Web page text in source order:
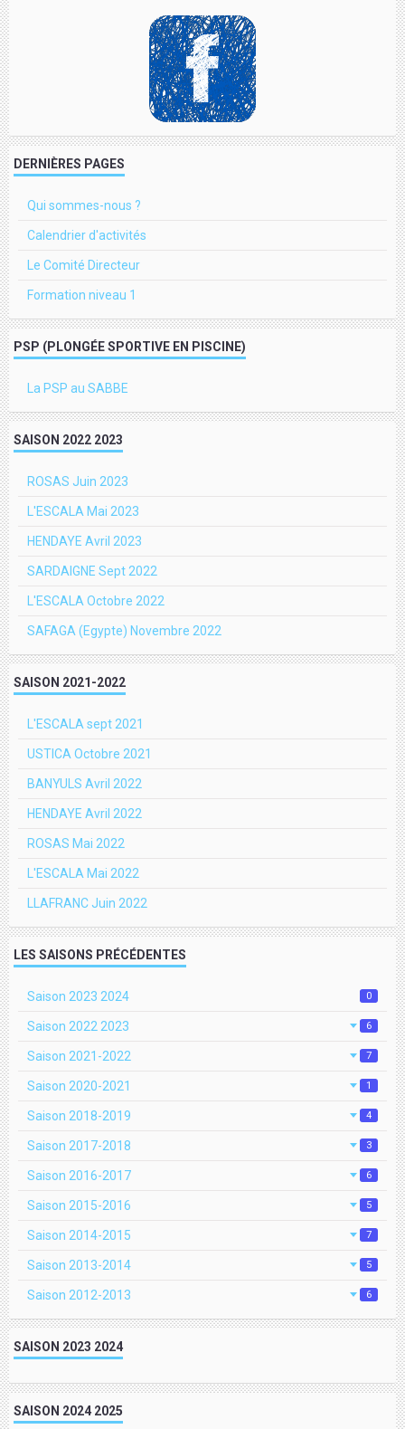
DERNIÈRES PAGES
Qui sommes-nous ?
Calendrier d'activités
Le Comité Directeur
Formation niveau 1
PSP (PLONGÉE SPORTIVE EN PISCINE)
La PSP au SABBE
SAISON 2022 2023
ROSAS Juin 2023
L'ESCALA Mai 2023
HENDAYE Avril 2023
SARDAIGNE Sept 2022
L'ESCALA Octobre 2022
SAFAGA (Egypte) Novembre 2022
SAISON 2021-2022
L'ESCALA sept 2021
USTICA Octobre 2021
BANYULS Avril 2022
HENDAYE Avril 2022
ROSAS Mai 2022
L'ESCALA Mai 2022
LLAFRANC Juin 2022
LES SAISONS PRÉCÉDENTES
Saison 2023 2024 0
Saison 2022 2023 6
Saison 2021-2022 7
Saison 2020-2021 1
Saison 2018-2019 4
Saison 2017-2018 3
Saison 2016-2017 6
Saison 2015-2016 5
Saison 2014-2015 7
Saison 2013-2014 5
Saison 2012-2013 6
SAISON 2023 2024
SAISON 2024 2025